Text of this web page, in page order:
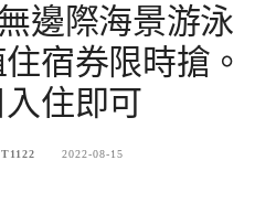
邊際海景游泳
宿券限時搶。
住即可
2022-08-15